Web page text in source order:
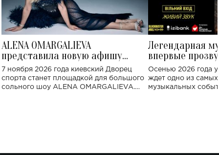
ALENA OMARGALIEVA
представила новую афишу
большого концерта во Дворце
спорта
7 ноября 2026 года киевский Дворец
спорта станет площадкой для большого
сольного шоу ALENA OMARGALIEVA.
Легендарная
впервые
Украине: где
Осенью 2026 года
ждет одно из
музыкальных